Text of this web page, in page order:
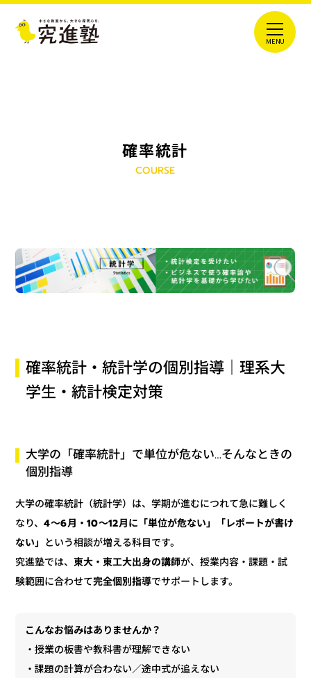
確率統計
COURSE
確率統計・統計学の個別指導｜理系大
学生・統計検定対策
大学の「確率統計」で単位が危ない…そんなときの
個別指導
大学の確率統計（統計学）は、学期が進むにつれて急に難しく
なり、4〜6月・10〜12月に「単位が危ない」「レポートが書け
ない」 という相談が増える科目です。
究進塾では、東大・東工大出身の講師が、授業内容・課題・試
験範囲に合わせて完全個別指導でサポートします。
こんなお悩みはありませんか？
・授業の板書や教科書が理解できない
・課題の計算が合わない／途中式が追えない